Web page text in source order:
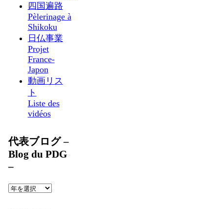
四国遍路
Pèlerinage à
Shikoku
日仏事業
Projet
France-
Japon
動画リス
ト
Liste des
vidéos
代表ブログ –
Blog du PDG
–